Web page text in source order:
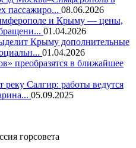
пассажиро... 08.06.2026
и Крыму — цены,
01.04.2026
Крыму дополнительные
01.04.2026
преобразятся в ближайшее
Салгир: работы ведутся
05.09.2025
горсовета